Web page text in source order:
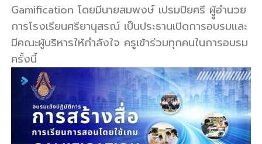
รี
Gamification โดยมีนายสมพงษ์ เปรมปิยศรี ผูู้อำนวย
การโรงเรียนศรียานุสรณ์ เป็นประธานเปิดการอบรมและ
มีคณะผู้บริหารให้กำลังใจ ครูเข้าร่วมทุกคนในการอบรม
ครั้งนี้